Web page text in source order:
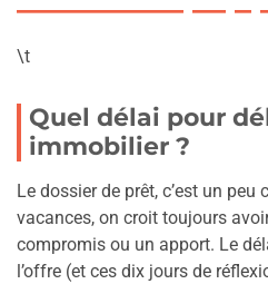
\t
Quel délai pour
immobilier ?
Le dossier de prêt, c’est un
vacances, on croit toujours
compromis ou un apport. Le
l’offre (et ces dix jours de